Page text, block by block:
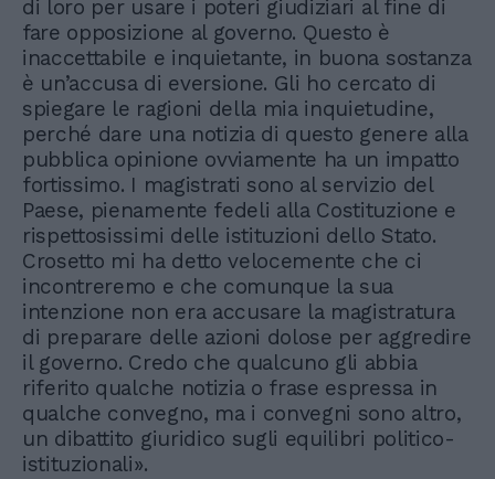
di loro per usare i poteri giudiziari al fine di
fare opposizione al governo. Questo è
inaccettabile e inquietante, in buona sostanza
è un’accusa di eversione. Gli ho cercato di
spiegare le ragioni della mia inquietudine,
perché dare una notizia di questo genere alla
pubblica opinione ovviamente ha un impatto
fortissimo. I magistrati sono al servizio del
Paese, pienamente fedeli alla Costituzione e
rispettosissimi delle istituzioni dello Stato.
Crosetto mi ha detto velocemente che ci
incontreremo e che comunque la sua
intenzione non era accusare la magistratura
di preparare delle azioni dolose per aggredire
il governo. Credo che qualcuno gli abbia
riferito qualche notizia o frase espressa in
qualche convegno, ma i convegni sono altro,
un dibattito giuridico sugli equilibri politico-
istituzionali».